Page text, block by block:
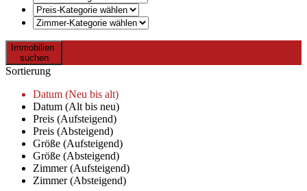
Immobilien
suchen
Sortierung
Datum (Neu bis alt)
Datum (Alt bis neu)
Preis (Aufsteigend)
Preis (Absteigend)
Größe (Aufsteigend)
Größe (Absteigend)
Zimmer (Aufsteigend)
Zimmer (Absteigend)